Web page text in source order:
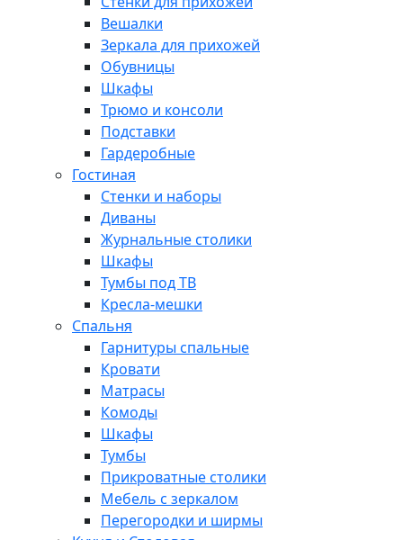
Вешалки
Зеркала для прихожей
Обувницы
Шкафы
Трюмо и консоли
Подставки
Гардеробные
Гостиная
Стенки и наборы
Диваны
Журнальные столики
Шкафы
Тумбы под ТВ
Кресла-мешки
Спальня
Гарнитуры спальные
Кровати
Матрасы
Комоды
Шкафы
Тумбы
Прикроватные столики
Мебель с зеркалом
Перегородки и ширмы